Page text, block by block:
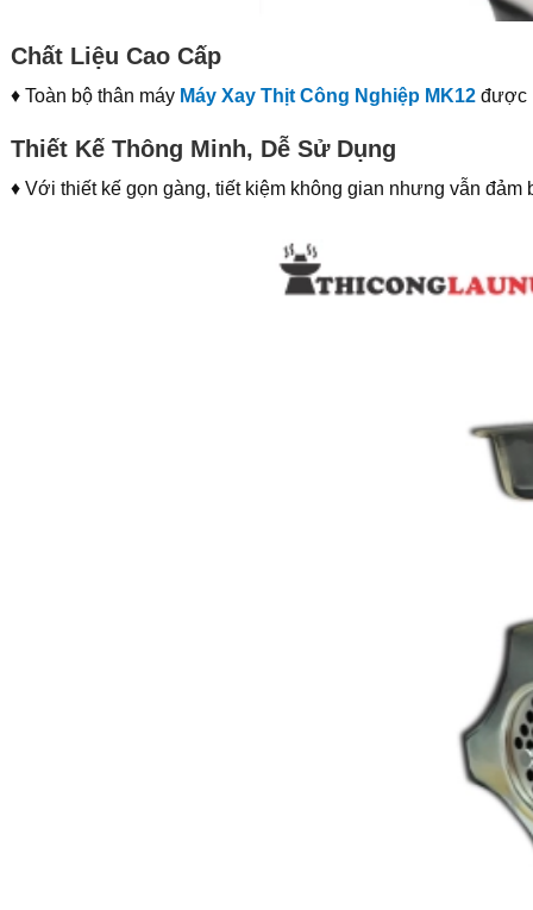
Chất Liệu Cao Cấp
♦ Toàn bộ thân máy Máy Xay Thịt Công Nghiệp MK12được
Thiết Kế Thông Minh, Dễ Sử Dụng
♦ Với thiết kế gọn gàng, tiết kiệm không gian nhưng vẫn